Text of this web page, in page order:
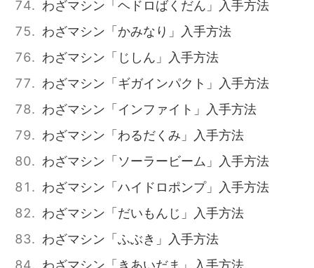
わざマシン「ヘドロばくだん」入手方法
わざマシン「かみなり」入手方法
わざマシン「じしん」入手方法
わざマシン「ギガインパクト」入手方法
わざマシン「インファイト」入手方法
わざマシン「わるだくみ」入手方法
わざマシン「ソーラービーム」入手方法
わざマシン「ハイドロポンプ」入手方法
わざマシン「だいもんじ」入手方法
わざマシン「ふぶき」入手方法
わざマシン「きあいだま」入手方法